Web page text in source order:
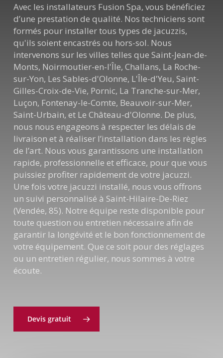
Avec les installateurs Fusion Spa, vous bénéficiez
d’une prestation de qualité. Nos techniciens sont
formés pour installer tous types de jacuzzis,
qu'ils soient encastrés ou hors-sol. Nous
intervenons sur les villes telles que Saint-Jean-de-
Monts, Noirmoutier-en-l'Île, Challans, La Roche-
sur-Yon, Les Sables-d'Olonne, L'Île-d'Yeu, Saint-
Gilles-Croix-de-Vie, Pornic, La Tranche-sur-Mer,
Luçon, Fontenay-le-Comte, Beauvoir-sur-Mer,
Saint-Urbain, et Le Château-d'Olonne. De plus,
nous nous engageons à respecter les délais de
livraison et à réaliser l’installation dans les règles
de l’art. Nous vous garantissons une installation
rapide, professionnelle et efficace, pour que vous
puissiez profiter rapidement de votre jacuzzi.
Une fois votre jacuzzi installé, nous vous offrons
un suivi personnalisé à Saint-Hilaire-De-Riez
(Vendée, 85). Notre équipe reste disponible pour
toute question ou entretien nécessaire afin de
garantir la longévité et le bon fonctionnement de
votre équipement. Que ce soit pour des réglages
ou un entretien régulier, nous sommes à votre
écoute.
Devis gratuit